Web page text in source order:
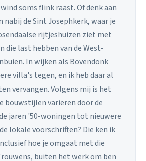
soms flink raast. Of denk aan
nabij de Sint Josephkerk, waar je
rijtjeshuizen ziet met
die last hebben van de West-
In wijken als Bovendonk
villa's tegen, en ik heb daar al
vervangen. Volgens mij is het
bouwstijlen variëren door de
jaren '50-woningen tot nieuwere
lokale voorschriften? Die ken ik
hoe je omgaat met die
buiten het werk om ben